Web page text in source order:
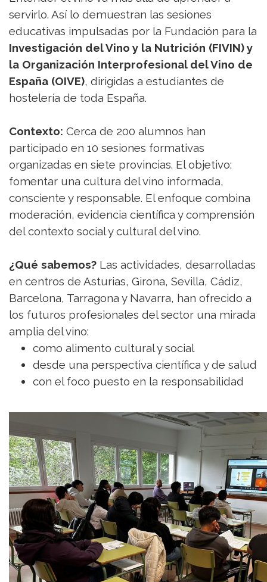
servirlo. Así lo demuestran las sesiones
educativas impulsadas por la Fundación para la
Investigación del Vino y la Nutrición (FIVIN) y
la Organización Interprofesional del Vino de
España (OIVE), dirigidas a estudiantes de
hostelería de toda España.
Contexto: Cerca de 200 alumnos han
participado en 10 sesiones formativas
organizadas en siete provincias. El objetivo:
fomentar una cultura del vino informada,
consciente y responsable. El enfoque combina
moderación, evidencia científica y comprensión
del contexto social y cultural del vino.
¿Qué sabemos? Las actividades, desarrolladas
en centros de Asturias, Girona, Sevilla, Cádiz,
Barcelona, Tarragona y Navarra, han ofrecido a
los futuros profesionales del sector una mirada
amplia del vino:
como alimento cultural y social
desde una perspectiva científica y de salud
con el foco puesto en la responsabilidad